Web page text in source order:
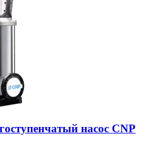
насос CNP